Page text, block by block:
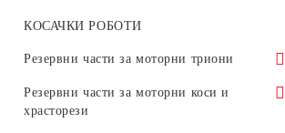
Акумулаторни машини
Моторни триони
Моторни триони за работа с една
ръка
КОСАЧКИ РОБОТИ
Резервни части за моторни триони
Цилиндрово-бутална група
(цилиндри, бутала,сегменти)
Резервни части за моторни коси и
храсторези